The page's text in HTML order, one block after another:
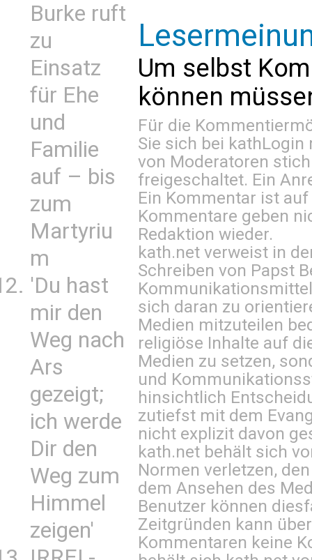
Burke ruft
zu
Einsatz
für Ehe
und
Familie
auf – bis
zum
Martyriu
m
'Du hast
mir den
Weg nach
Ars
gezeigt;
ich werde
Dir den
Weg zum
Himmel
zeigen'
Um selbst
können
Für die
Sie sich bei kathLogin
von Moderatoren
freigeschaltet. Ein
Ein Kommentar ist
Kommentare geben
Redaktion wieder.
kath.net verweist in
Schreiben von Papst
sich daran zu
Medien mitzuteilen
religiöse Inhalte auf
Medien zu setzen,
und
hinsichtlich
zutiefst mit dem
nicht explizit davon
kath.net behält sich
Normen verletzen,
dem Ansehen des
Benutzer können
Zeitgründen kann
Kommentaren keine